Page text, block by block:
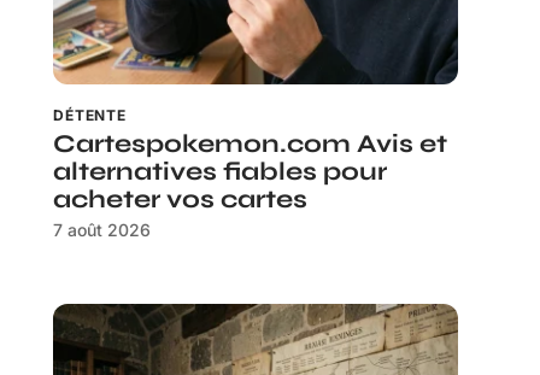
DÉTENTE
Cartespokemon.com Avis et
alternatives fiables pour
acheter vos cartes
7 août 2026